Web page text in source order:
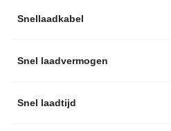
Snellaadkabel
Snel laadvermogen
Snel laadtijd